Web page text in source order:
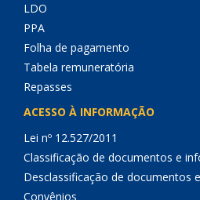
LDO
PPA
Folha de pagamento
Tabela remuneratória
Repasses
ACESSO À INFORMAÇÃO
Lei nº 12.527/2011
Classificação de documentos e
Desclassificação de documentos
Convênios